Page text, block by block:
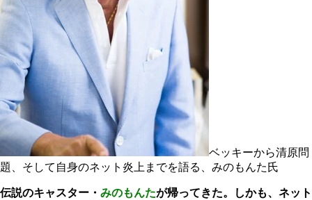
ベッキーから清原問
題、そして自身のネット炎上までを語る、みのもんた氏
伝説のキャスター・ みのもんたが帰ってきた。しかも、ネット